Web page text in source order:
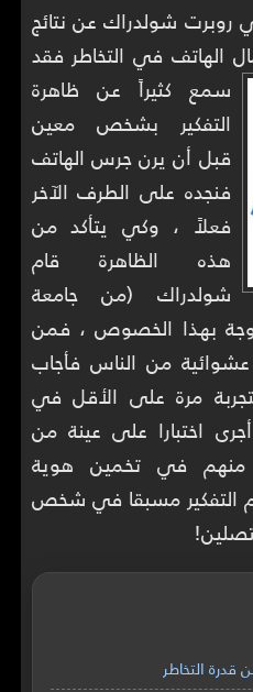
روبرت شولدراك عن نتائج
الهاتف في التخاطر فقد
سمع كثيراً عن ظاهرة
التفكير بشخص معين
قبل أن يرن جرس الهاتف
فنجده على الطرف الآخر
فعلاً ، وكي يتأكد من
هذه الظاهرة قام
شولدراك (من جامعة
بهذا الخصوص ، فمن
من الناس فأجاب
مرة على الأقل في
اختبارا على عينة من
فنجح 45% منهم في تخمين هوية
التفكير مسبقا في شخص
قدرة التخاطر